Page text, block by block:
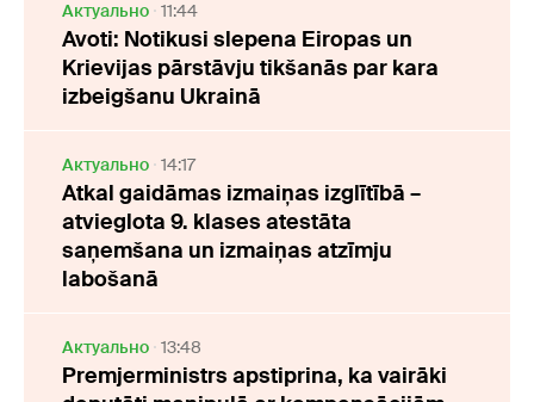
Актуально 11:44
Avoti: Notikusi slepena Eiropas un
Krievijas pārstāvju tikšanās par kara
izbeigšanu Ukrainā
Актуально 14:17
Atkal gaidāmas izmaiņas izglītībā –
atvieglota 9. klases atestāta
saņemšana un izmaiņas atzīmju
labošanā
Актуально 13:48
Premjerministrs apstiprina, ka vairāki